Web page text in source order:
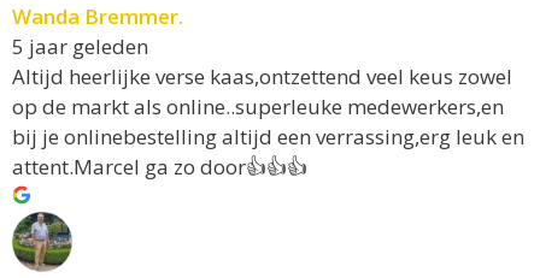
Wanda Bremmer.
5 jaar geleden
Altijd heerlijke verse kaas,ontzettend veel keus zowel
op de markt als online..superleuke medewerkers,en
bij je onlinebestelling altijd een verrassing,erg leuk en
attent.Marcel ga zo door👍👍👍